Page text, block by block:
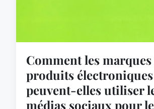
Comment les marques
produits électroniques
peuvent-elles utiliser
médias sociaux pour